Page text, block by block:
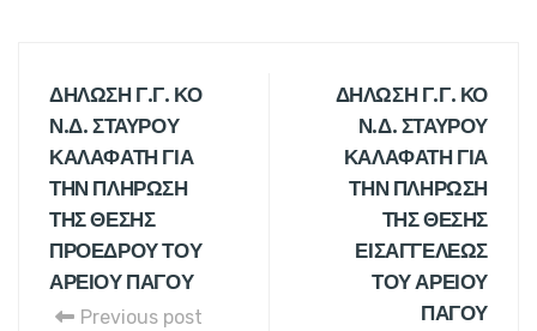
ΔΗΛΩΣΗ Γ.Γ. ΚΟ
Ν.Δ. ΣΤΑΥΡΟΥ
ΚΑΛΑΦΑΤΗ ΓΙΑ
ΤΗΝ ΠΛΗΡΩΣΗ
ΤΗΣ ΘΕΣΗΣ
ΠΡΟΕΔΡΟΥ ΤΟΥ
ΑΡΕΙΟΥ ΠΑΓΟΥ
Previous post
ΔΗΛΩΣΗ Γ.Γ. ΚΟ
Ν.Δ. ΣΤΑΥΡΟΥ
ΚΑΛΑΦΑΤΗ ΓΙΑ
ΤΗΝ ΠΛΗΡΩΣΗ
ΤΗΣ ΘΕΣΗΣ
ΕΙΣΑΓΓΕΛΕΩΣ
ΤΟΥ ΑΡΕΙΟΥ
ΠΑΓΟΥ